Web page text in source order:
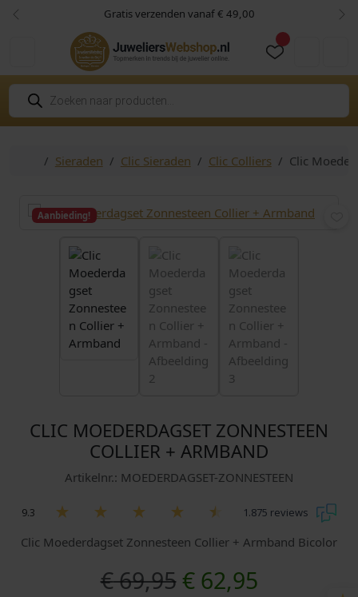
Skip to content
Skip to footer Gratis verzenden vanaf € 49,00
Vorige
P
o
d
HomeSieraden Clic Sieraden Clic Colliers Clic
Aanbieding!
CLIC MOEDERDAGSET ZONNESTEEN
COLLIER + ARMBAND
Artikelnr.: MOEDERDAGSET-ZONNESTEEN
9.3 1.875 reviews
Clic Moederdagset Zonnesteen Collier + Armband Bicolor
€69,95 O
€62,95H